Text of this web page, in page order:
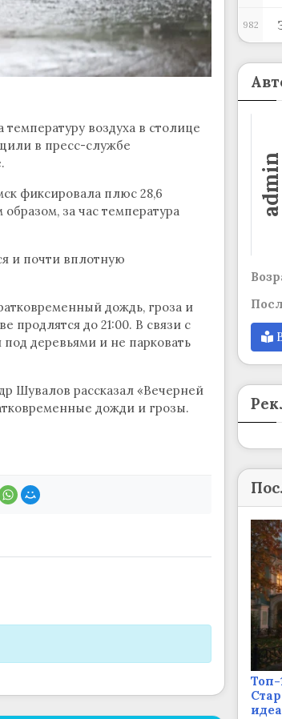
воздуха в столице
в пресс-службе
фиксировала плюс 28,6
за час температура
и почти вплотную
дождь, гроза и
продлятся до 21:00. В связи с
деревьями и не парковать
Шувалов рассказал «Вечерней
дожди и грозы.
982
admin
Топ-